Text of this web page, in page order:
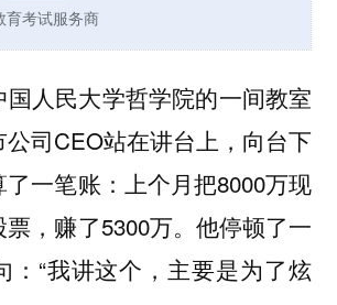
育考试服务商
国人民大学哲学院的一间教室
公司CEO站在讲台上，向台下
一笔账：上个月把8000万现
，赚了5300万。他停顿了一
：“我讲这个，主要是为了炫